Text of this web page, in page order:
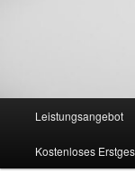
Leistungsangebot
Kostenloses